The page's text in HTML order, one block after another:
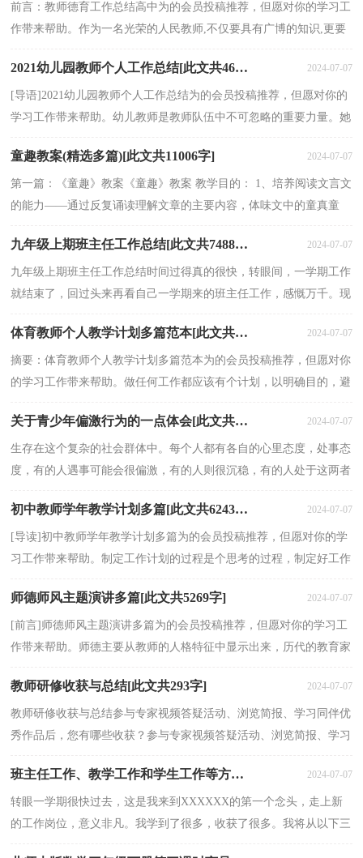
前言：教师德育工作总结高中为的会员投稿推荐，但愿对你的学习工
作带来帮助。作为一名光荣的人民教师,不仅要具有广博的知识,更要
2021幼儿园教师个人工作总结[此文共4648字] 2024-07-07
[导语]2021幼儿园教师个人工作总结为的会员投稿推荐，但愿对你的
学习工作带来帮助。幼儿教师是教师队伍中不可忽略的重要力量。她
童趣教案(精选多篇)[此文共11006字] 2024-07-07
第一篇：《童趣》教案《童趣》教案 教学目的： 1、培养阅读文言文
的能力——通过反复诵读理解文章的主要内容，体味文中的童真童
九年级上期班主任工作总结[此文共7488字] 2024-07-07
九年级上期班主任工作总结时间过得真的很快，转眼间，一学期工作
就结束了，回过头来再看自己一学期来的班主任工作，感慨万千。现
体育教师个人教学计划多篇范本[此文共5113字] 2024-07-07
摘要：体育教师个人教学计划多篇范本为的会员投稿推荐，但愿对你
的学习工作带来帮助。做任何工作都应该有个计划，以明确目的，避
关于青少年偏激行为的一点体会[此文共7302字] 2024-07-07
生存在这个复杂的社会群体中。每个人都有各自的心里态度，处事态
度，有的人遇事可能会很偏激，有的人则很沉稳，有的人处于这两者
初中教师学年教学计划多篇[此文共6243字] 2024-07-07
[导读]初中教师学年教学计划多篇为的会员投稿推荐，但愿对你的学
习工作带来帮助。制定工作计划的过程是个思考的过程，制定好工作
师德师风主题演讲多篇[此文共5269字] 2024-07-07
[前言]师德师风主题演讲多篇为的会员投稿推荐，但愿对你的学习工
作带来帮助。师德主要从教师的人格特征中显示出来，历代的教育家
教师研修收获与总结[此文共293字] 2024-07-07
教师研修收获与总结参与专家视频答疑活动、浏览简报、学习同伴优
秀作品后，您有哪些收获？参与专家视频答疑活动、浏览简报、学习
班主任工作、教学工作和学生工作等方面总结[此文共1066字] 2024-07-07
转眼一学期很快过去，这是我来到XXXXXX的第一个念头，走上新
的工作岗位，意义非凡。我学到了很多，收获了很多。我将从以下三